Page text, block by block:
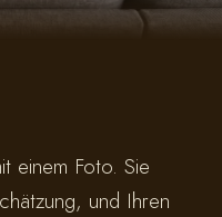
einem Foto. Sie
und Ihren